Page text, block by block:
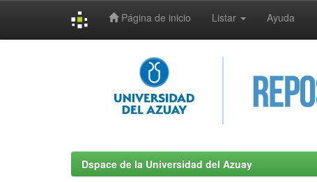
Página de inicio Listar Ayuda
Dspace de la Universidad del Azuay